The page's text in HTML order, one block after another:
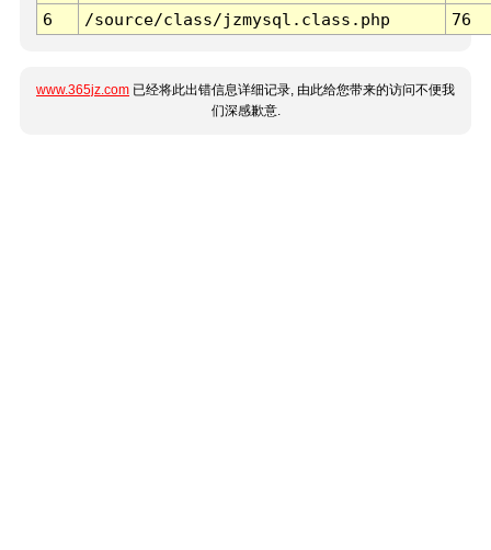
6
/source/class/jzmysql.class.php 76
www.365jz.com 已经将此出错信息详细记录, 由此给您带来的访问不便我
们深感歉意.